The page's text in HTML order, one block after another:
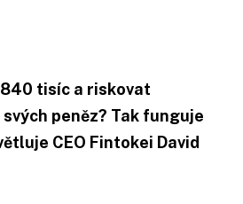
tisíc a riskovat
peněz? Tak funguje
CEO Fintokei David